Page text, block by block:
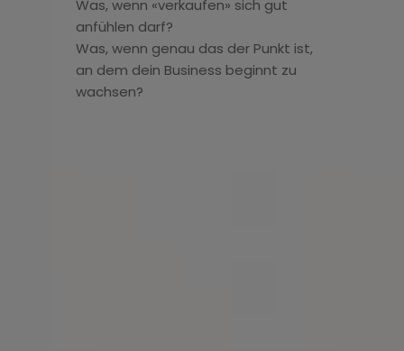
Was, wenn «verkaufen» sich gut
anfühlen darf?
Was, wenn genau das der Punkt ist,
an dem dein Business beginnt zu
wachsen?